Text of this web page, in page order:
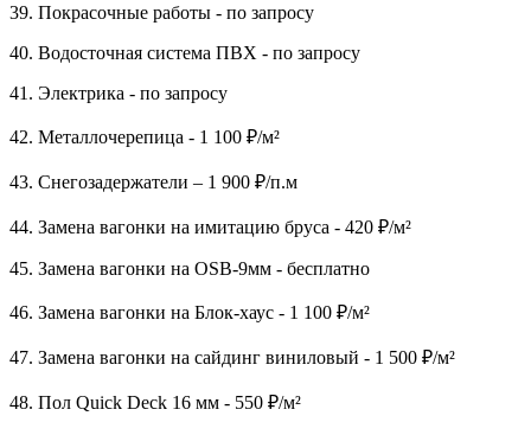
39. Покрасочные работы - по запросу
40. Водосточная система ПВХ - по запросу
41. Электрика - по запросу
42. Металлочерепица - 1 100 ₽/м²
43. Снегозадержатели – 1 900 ₽/п.м
44. Замена вагонки на имитацию бруса - 420 ₽/м²
45. Замена вагонки на OSB-9мм - бесплатно
46. Замена вагонки на Блок-хаус - 1 100 ₽/м²
47. Замена вагонки на сайдинг виниловый - 1 500 ₽/м²
48. Пол Quick Deck 16 мм - 550 ₽/м²